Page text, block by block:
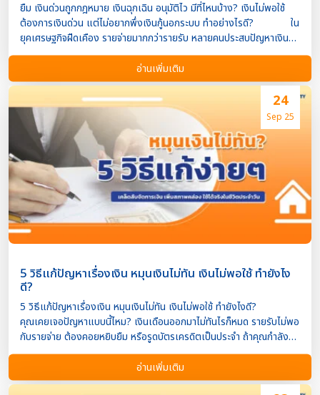
ยืม เงินด่วนถูกกฎหมาย เงินฉุกเฉิน อนุมัติไว มีที่ไหนบ้าง? เงินไม่พอใช้
ต้องการเงินด่วน แต่ไม่อยากพึ่งเงินกู้นอกระบบ ทำอย่างไรดี? ใน
ยุคเศรษฐกิจฝืดเคือง รายจ่ายมากกว่ารายรับ หลายคนประสบปัญหาเงิน
ขาดมืออย่างหลีกเลี่ยงไม่ได้ ไม่ว่าจะเป็นค่ารักษาพยาบาล ค่าเทอม ค่าซ่อม
รถ หรือเหตุฉุกเฉินอื่นๆ การมองหา แหล่งเงินด่วนถูกกฎหมาย จึงเป็นสิ่ง
สำคัญที่ช่วยให้เราผ่านช่วงเวลาวิกฤตได้อย่างปลอดภัย โดยไม่ต้องเสี่ยง
กับ “หนี้นอกระบบ” ที่ดอกเบี้ยสูงลิ่ว และมักมีปัญหาตามมา
บทความนี้ Property4Cash เงินด่วนอสังหา รวบรวม แหล่งเงินด่วนถูก
กฎหมาย อนุมัติไว ปลอดภัย พร้อมแนะนำจุดเด่น เงื่อนไข และวิธีสมัครใน
แต่ละช่องทางมาให้แล้ว… 5 แหล่งยืมเงินด่วนถูกกฎหมาย ที่อนุมัติไว ปี
2025 1. LINE BK – วงเงินให้ยืม ✅ วงเงิน
สูงสุด 800,000 บาท ✅ สมัครง่ายผ่านแอป LINE
✅ ไม่ต้องใช้สลิปเงินเดือน (หากมีประวัติรายรับที่ชัดเจน)
✅ ผ่อนนานสูงสุด 60 เดือน ✅ ดอกเบี้ย
เริ่มต้น 18% ต่อ […]
อ่านเพิ่มเติม
24
Sep 25
5 วิธีแก้ปัญหาเรื่องเงิน หมุนเงินไม่ทัน เงินไม่พอใช้ ทำยังไง
ดี?
5 วิธีแก้ปัญหาเรื่องเงิน หมุนเงินไม่ทัน เงินไม่พอใช้ ทำยังไงดี?
คุณเคยเจอปัญหาแบบนี้ไหม? เงินเดือนออกมาไม่ทันไรก็หมด รายรับไม่พอ
กับรายจ่าย ต้องคอยหยิบยืม หรือรูดบัตรเครดิตเป็นประจำ ถ้าคุณกำลัง
ประสบกับปัญหาเหล่านี้ บทความนี้ Property4Cash เงินด่วนอสังหา มี 5
วิธีแก้ปัญหาเรื่องเงิน ที่ใช้ได้จริง ช่วยให้คุณกลับมาควบคุมการเงินได้อีก
ครั้ง 1. ตรวจสอบรายรับ-รายจ่าย อย่างละเอียด เริ่มจากการรู้จัก
อ่านเพิ่มเติม